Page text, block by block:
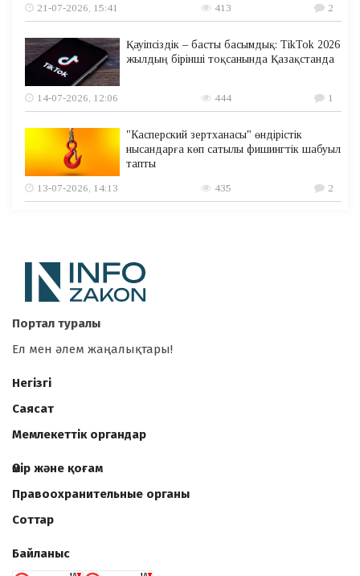
21-07-2026, 15:41 413 2
Қауіпсіздік – басты басымдық: TikTok 2026
жылдың бірінші тоқсанында Қазақстанда
14-07-2026, 12:06 444 1
"Касперский зертханасы" өндірістік
нысандарға көп сатылы фишингтік шабуыл
тапты
13-07-2026, 14:13
435 2
Портал туралы
Ел мен әлем жаңалықтары!
Негізгі
Саясат
Мемлекеттік органдар
Өмір және қоғам
Правоохранительные органы
Соттар
Байланыс